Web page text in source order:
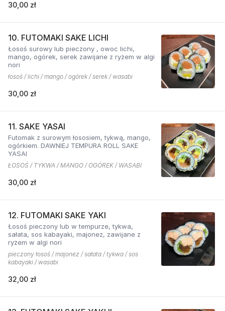
30,00 zł
10. FUTOMAKI SAKE LICHI
Łosoś surowy lub pieczony , owoc lichi,
mango, ogórek, serek zawijane z ryżem w algi
nori
łosoś / lichi / mango / ogórek / serek / wasabi
30,00 zł
11. SAKE YASAI
Futomak z surowym łososiem, tykwą, mango,
ogórkiem. DAWNIEJ TEMPURA ROLL SAKE
YASAI
ŁOSOŚ / TYKWA / MANGO / OGÓREK / WASABI
30,00 zł
12. FUTOMAKI SAKE YAKI
Łosoś pieczony lub w tempurze, tykwa,
sałata, sos kabayaki, majonez, zawijane z
ryżem w algi nori
pieczony łosoś / majonez / sałata / tykwa / sos
kabayaki / wasabi
32,00 zł